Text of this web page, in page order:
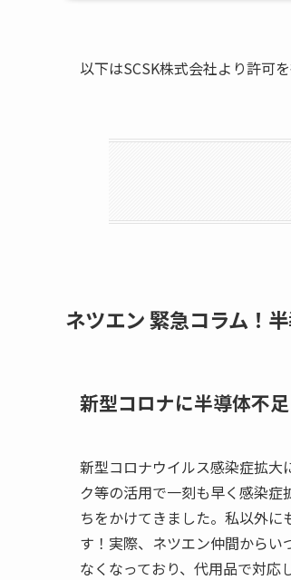
以下はSCSK株式会社より許可
ネツエン 緊急コラム！
新型コロナに半導体不足
新型コロナウイルス感染症拡大
ク等の活用で一刻も早く感染
ちをかけてきました。私以外
す！実際、ネツエン仲間からい
なくなっており、代用品で対応